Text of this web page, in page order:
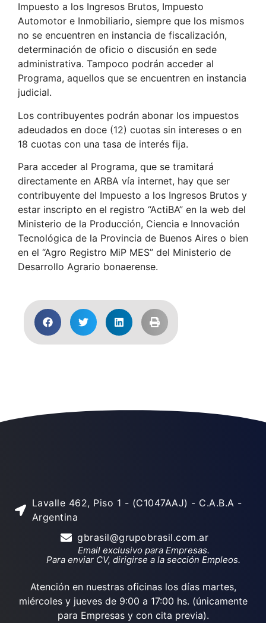
Impuesto a los Ingresos Brutos, Impuesto
Automotor e Inmobiliario, siempre que los mismos
no se encuentren en instancia de fiscalización,
determinación de oficio o discusión en sede
administrativa. Tampoco podrán acceder al
Programa, aquellos que se encuentren en instancia
judicial.
Los contribuyentes podrán abonar los impuestos
adeudados en doce (12) cuotas sin intereses o en
18 cuotas con una tasa de interés fija.
Para acceder al Programa, que se tramitará
directamente en ARBA vía internet, hay que ser
contribuyente del Impuesto a los Ingresos Brutos y
estar inscripto en el registro “ActiBA” en la web del
Ministerio de la Producción, Ciencia e Innovación
Tecnológica de la Provincia de Buenos Aires o bien
en el “Agro Registro MiP MES” del Ministerio de
Desarrollo Agrario bonaerense.
Lavalle 462, Piso 1 - (C1047AAJ) - C.A.B.A -
Argentina
gbrasil@grupobrasil.com.ar
Email exclusivo para Empresas.
Para enviar CV, dirigirse a la sección Empleos.
Atención en nuestras oficinas los días martes,
miércoles y jueves de 9:00 a 17:00 hs. (únicamente
para Empresas y con cita previa).